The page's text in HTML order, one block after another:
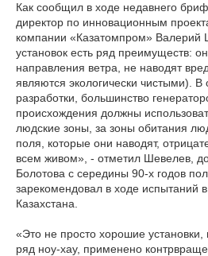
Как сообщил в ходе недавнего
директор по инновационным
компании «Казатомпром» Валерий
установок есть ряд преимуществ:
направления ветра, не наводят
являются экологически чистыми). В
разработки, большинство
происхождения должны
людские зоны, за зоны обитания
поля, которые они наводят,
всем живом», - отметил Шевелев,
Болотова с середины 90-х годов
зарекомендовал в ходе испытаний
Казахстана.
«Это не просто хорошие
ряд ноу-хау, применено